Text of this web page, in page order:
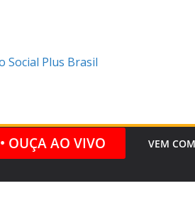
• OUÇA AO VIVO VEM